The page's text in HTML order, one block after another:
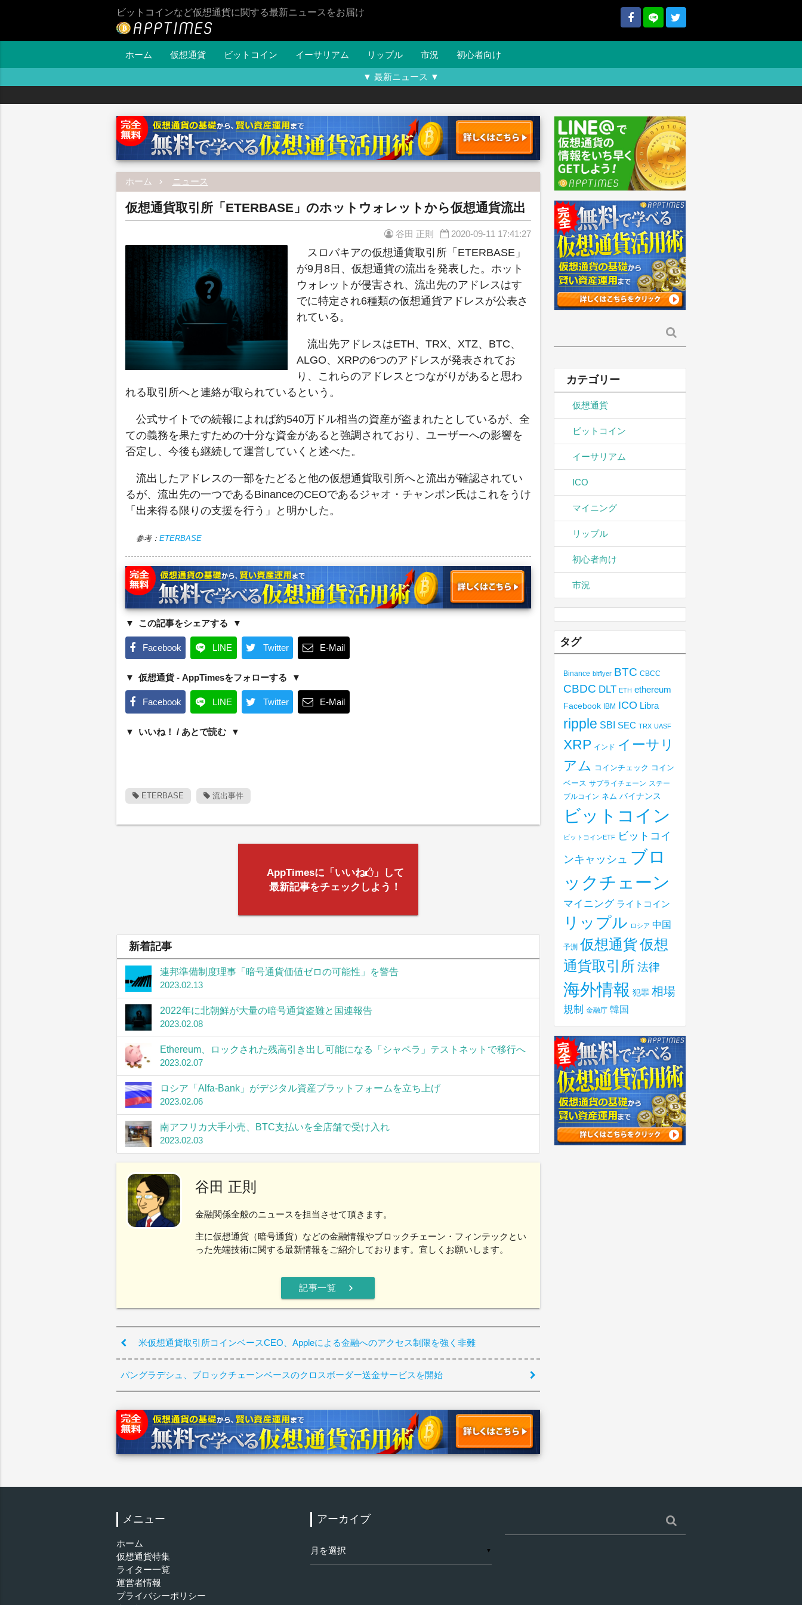
ビットコインなど仮想通貨に関する最新ニュースをお届け
ホーム 仮想通貨 ビットコイン イーサリアム リップル 市況 初心者向け
▼ 最新ニュース ▼
ホーム ニュース
仮想通貨取引所「ETERBASE」のホットウォレットから仮想通貨流出
谷田 正則 2020-09-11 17:41:27
スロバキアの仮想通貨取引所「ETERBASE」
が9月8日、仮想通貨の流出を発表した。ホット
ウォレットが侵害され、流出先のアドレスはす
でに特定され6種類の仮想通貨アドレスが公表さ
れている。
流出先アドレスはETH、TRX、XTZ、BTC、
ALGO、XRPの6つのアドレスが発表されてお
り、これらのアドレスとつながりがあると思わ
れる取引所へと連絡が取られているという。
公式サイトでの続報によれば約540万ドル相当の資産が盗まれたとしているが、全
ての義務を果たすための十分な資金があると強調されており、ユーザーへの影響を
否定し、今後も継続して運営していくと述べた。
流出したアドレスの一部をたどると他の仮想通貨取引所へと流出が確認されてい
るが、流出先の一つであるBinanceのCEOであるジャオ・チャンポン氏はこれをうけ
「出来得る限りの支援を行う」と明かした。
参考： ETERBASE
この記事をシェアする
Facebook LINE Twitter E-Mail
仮想通貨 - AppTimesをフォローする
Facebook LINE Twitter E-Mail
いいね！ / あとで読む
ETERBASE 流出事件
AppTimesに「いいね
」して
最新記事をチェックしよう！
新着記事
連邦準備制度理事「暗号通貨価値ゼロの可能性」を警告
2023.02.13
2022年に北朝鮮が大量の暗号通貨盗難と国連報告
2023.02.08
Ethereum、ロックされた残高引き出し可能になる「シャペラ」テストネットで移行へ
2023.02.07
ロシア「Alfa-Bank」がデジタル資産プラットフォームを立ち上げ
2023.02.06
南アフリカ大手小売、BTC支払いを全店舗で受け入れ
2023.02.03
谷田 正則
金融関係全般のニュースを担当させて頂きます。
主に仮想通貨（暗号通貨）などの金融情報やブロックチェーン・フィンテックとい
った先端技術に関する最新情報をご紹介しております。宜しくお願いします。
記事一覧 chevron_right
米仮想通貨取引所コインベースCEO、Appleによる金融へのアクセス制限を強く非難
バングラデシュ、ブロックチェーンベースのクロスボーダー送金サービスを開始
索:
カテゴリー
仮想通貨
ビットコイン
イーサリアム
ICO
マイニング
リップル
初心者向け
市況
タグ
Binance bitflyer BTC CBCC
CBDC DLT ETH ethereum
Facebook IBM ICO Libra
ripple SBI SEC TRX UASF
XRP インド イーサリ
アム コインチェック コイン
ベース サプライチェーン ステー
ブルコイン ネム バイナンス
ビットコイン
ビットコインETF
ビットコイ
ンキャッシュ ブロ
ックチェーン
マイニング ライトコイン
リップル ロシア 中国
予測 仮想通貨仮想
通貨取引所 法律
海外情報 犯罪 相場
規制 金融庁 韓国
メニュー
ホーム
仮想通貨特集
ライター一覧
運営者情報
プライバシーポリシー
アーカイブ
ー
カ
▼
索: